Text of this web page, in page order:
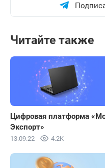
Читайте также
Цифровая платформа
Экспорт»
13.09.22 4.2K